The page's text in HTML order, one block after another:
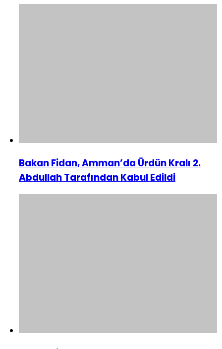
Bakan Fidan, Amman’da Ürdün Kralı 2.
Abdullah Tarafından Kabul Edildi